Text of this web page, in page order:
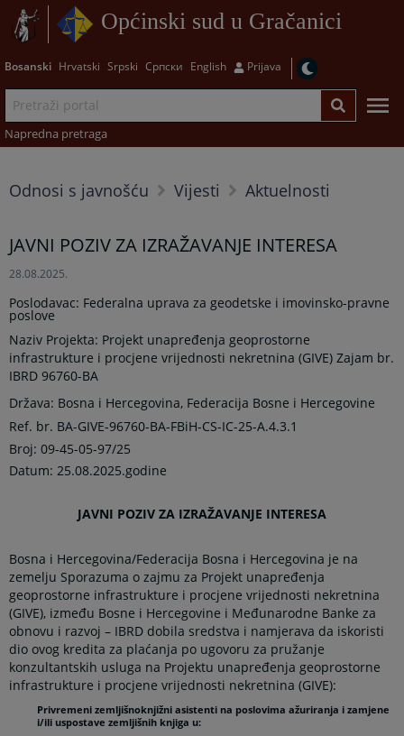
Općinski sud u Gračanici
Bosanski Hrvatski Srpski Српски English Prijava
Napredna pretraga
Odnosi s javnošću Vijesti Aktuelnosti
JAVNI POZIV ZA IZRAŽAVANJE INTERESA
28.08.2025.
Poslodavac: Federalna uprava za geodetske i imovinsko-pravne
poslove
Naziv Projekta: Projekt unapređenja geoprostorne
infrastrukture i procjene vrijednosti nekretnina (GIVE) Zajam br.
IBRD 96760-BA
Država: Bosna i Hercegovina, Federacija Bosne i Hercegovine
Ref. br. BA-GIVE-96760-BA-FBiH-CS-IC-25-A.4.3.1
Broj: 09-45-05-97/25
Datum: 25.08.2025.godine
JAVNI POZIV ZA IZRAŽAVANJE INTERESA
Bosna i Hercegovina/Federacija Bosna i Hercegovina je na
zemelju Sporazuma o zajmu za Projekt unapređenja
geoprostorne infrastrukture i procjene vrijednosti nekretnina
(GIVE), između Bosne i Hercegovine i Međunarodne Banke za
obnovu i razvoj – IBRD dobila sredstva i namjerava da iskoristi
dio ovog kredita za plaćanja po ugovoru za pružanje
konzultantskih usluga na Projektu unapređenja geoprostorne
infrastrukture i procjene vrijednosti nekretnina (GIVE):
Privremeni zemljišnoknjižni asistenti na poslovima ažuriranja i zamjene
i/ili uspostave zemljišnih knjiga u: